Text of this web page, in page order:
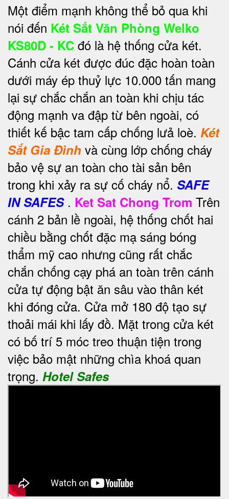
Một điểm mạnh không thể bỏ qua khi
nói đến Két Sắt Văn Phòng Welko
KS80D - KC đó là hệ thống cửa két.
Cánh cửa két được đúc đặc hoàn toàn
dưới máy ép thuỷ lực 10.000 tấn mang
lại sự chắc chắn an toàn khi chịu tác
động mạnh va đập từ bên ngoài, có
thiết kế bậc tam cấp chống lưả loè. Két
Sắt Gia Đình và cùng lớp chống cháy
bảo vệ sự an toàn cho tài sản bên
trong khi xảy ra sự cố cháy nổ. SAFE
IN SAFES. Ket Sat Chong Trom Trên
cánh 2 bản lề ngoài, hệ thống chốt hai
chiều bằng chốt đặc mạ sáng bóng
thẩm mỹ cao nhưng cũng rất chắc
chắn chống cạy phá an toàn trên cánh
cửa tự động bật ăn sâu vào thân két
khi đóng cửa. Cửa mở 180 độ tạo sự
thoải mái khi lấy đồ. Mặt trong cửa két
có bố trí 5 móc treo thuận tiện trong
việc bảo mật những chìa khoá quan
trọng. Hotel Safes